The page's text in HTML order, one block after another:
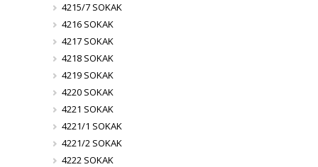
4215/7 SOKAK
4216 SOKAK
4217 SOKAK
4218 SOKAK
4219 SOKAK
4220 SOKAK
4221 SOKAK
4221/1 SOKAK
4221/2 SOKAK
4222 SOKAK